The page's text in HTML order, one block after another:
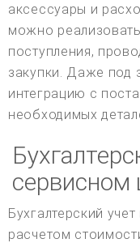
аксессуары и
можно
поступления,
закупки. Даже под
интеграцию с
необходимых
сервисном
Бухгалтерский
расчетом